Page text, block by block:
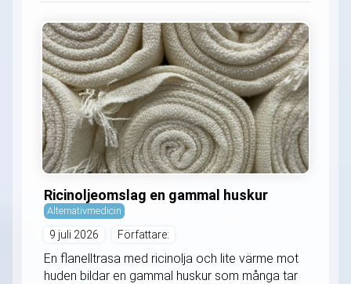
Ricinoljeomslag en gammal huskur
Alternativmedicin
9 juli 2026 Författare:
En flanelltrasa med ricinolja och lite värme mot
huden bildar en gammal huskur som många tar